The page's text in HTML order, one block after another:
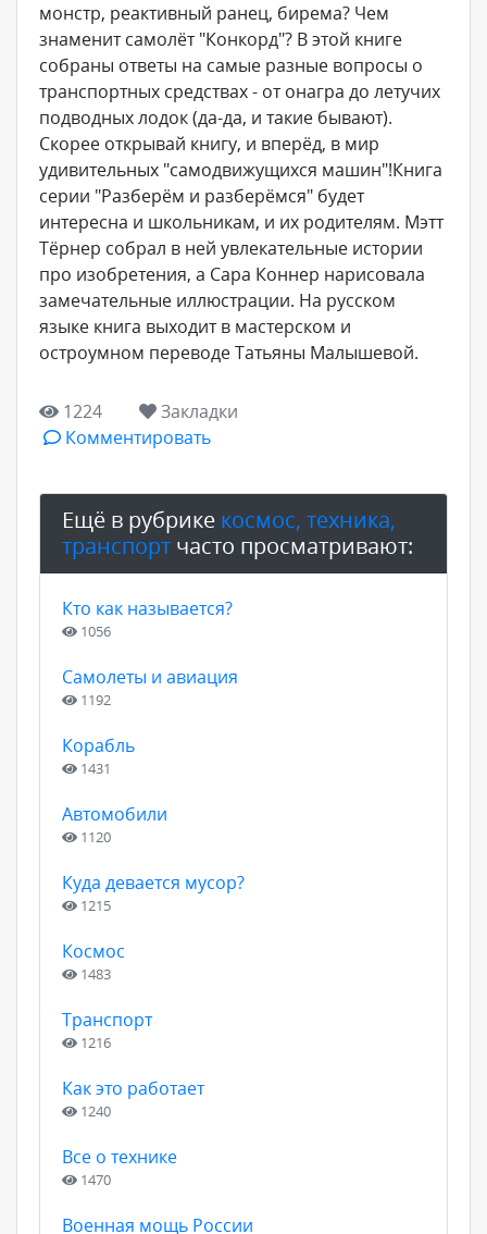
монстр, реактивный ранец, бирема? Чем
знаменит самолёт "Конкорд"? В этой книге
собраны ответы на самые разные вопросы о
транспортных средствах - от онагра до летучих
подводных лодок (да-да, и такие бывают).
Скорее открывай книгу, и вперёд, в мир
удивительных "самодвижущихся машин"!Книга
серии "Разберём и разберёмся" будет
интересна и школьникам, и их родителям. Мэтт
Тёрнер собрал в ней увлекательные истории
про изобретения, а Сара Коннер нарисовала
замечательные иллюстрации. На русском
языке книга выходит в мастерском и
остроумном переводе Татьяны Малышевой.
1224
Закладки
Комментировать
Ещё в рубрике космос, техника,
транспорт часто просматривают:
Кто как называется?
1056
Самолеты и авиация
1192
Корабль
1431
Автомобили
1120
Куда девается мусор?
1215
Космос
1483
Транспорт
1216
Как это работает
1240
Все о технике
1470
Военная мощь России